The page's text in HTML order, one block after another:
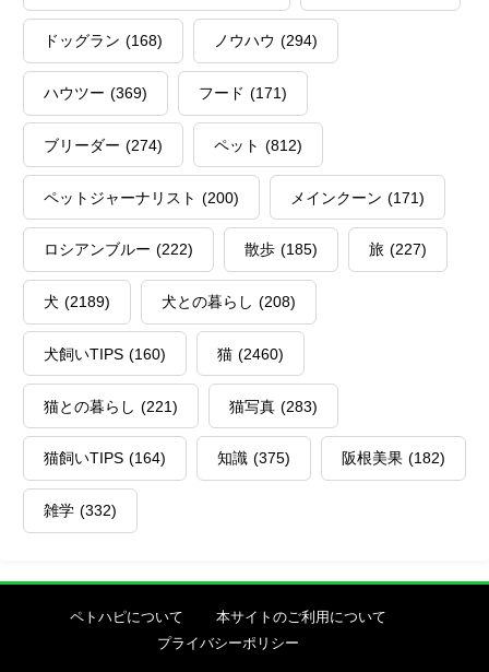
ドッグラン (168) ノウハウ (294)
ハウツー (369) フード (171)
ブリーダー (274) ペット (812)
ペットジャーナリスト (200) メインクーン (171)
ロシアンブルー (222) 散歩 (185) 旅 (227)
犬 (2189) 犬との暮らし (208)
犬飼いTIPS (160) 猫 (2460)
猫との暮らし (221) 猫写真 (283)
猫飼いTIPS (164) 知識 (375) 阪根美果 (182)
雑学 (332)
ペトハピについて
本サイトのご利用について
プライバシーポリシー